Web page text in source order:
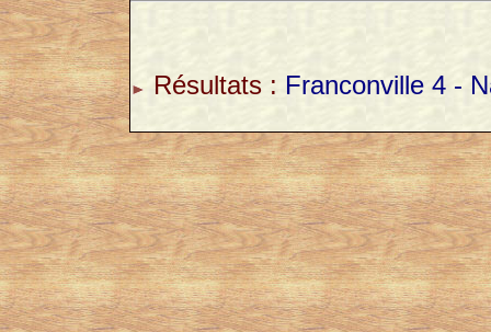
Résultats : Franconville 4 -